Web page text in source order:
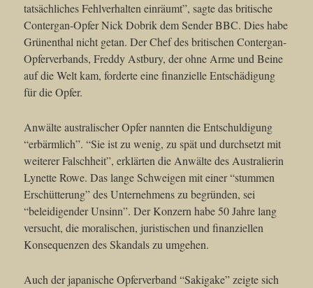
tatsächliches Fehlverhalten einräumt”, sagte das britische
Contergan-Opfer Nick Dobrik dem Sender BBC. Dies habe
Grünenthal nicht getan. Der Chef des britischen Contergan-
Opferverbands, Freddy Astbury, der ohne Arme und Beine
auf die Welt kam, forderte eine finanzielle Entschädigung
für die Opfer.
Anwälte australischer Opfer nannten die Entschuldigung
“erbärmlich”. “Sie ist zu wenig, zu spät und durchsetzt mit
weiterer Falschheit”, erklärten die Anwälte des Australierin
Lynette Rowe. Das lange Schweigen mit einer “stummen
Erschütterung” des Unternehmens zu begründen, sei
“beleidigender Unsinn”. Der Konzern habe 50 Jahre lang
versucht, die moralischen, juristischen und finanziellen
Konsequenzen des Skandals zu umgehen.
Auch der japanische Opferverband “Sakigake” zeigte sich